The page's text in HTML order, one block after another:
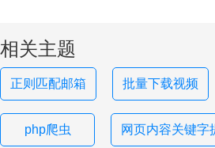
相关主题
正则匹配邮箱 批量下载视频
php爬虫 网页内容关键字